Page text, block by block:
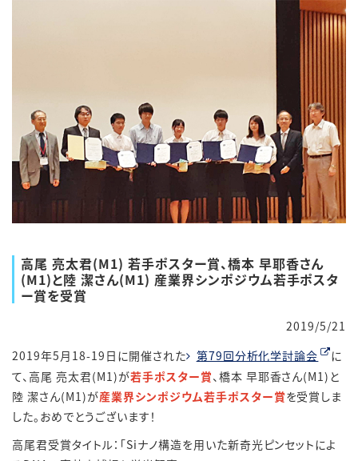
高尾 亮太君(M1) 若手ポスター賞、橋本 早耶香さん
(M1)と陸 潔さん(M1) 産業界シンポジウム若手ポスタ
ー賞を受賞
2019/5/21
2019年5月18-19日に開催された
第79回分析化学討論会
に
て、高尾 亮太君(M1)が若手ポスター賞、橋本 早耶香さん(M1)と
陸 潔さん(M1)が産業界シンポジウム若手ポスター賞を受賞しま
した。おめでとうございます！
高尾君受賞タイトル：「Siナノ構造を用いた新奇光ピンセットによ